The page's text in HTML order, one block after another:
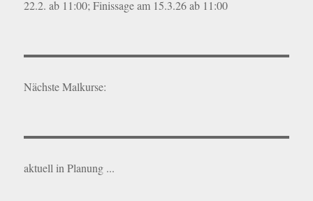
22.2. ab 11:00; Finissage am 15.3.26 ab 11:00
Nächste Malkurse:
aktuell in Planung ...